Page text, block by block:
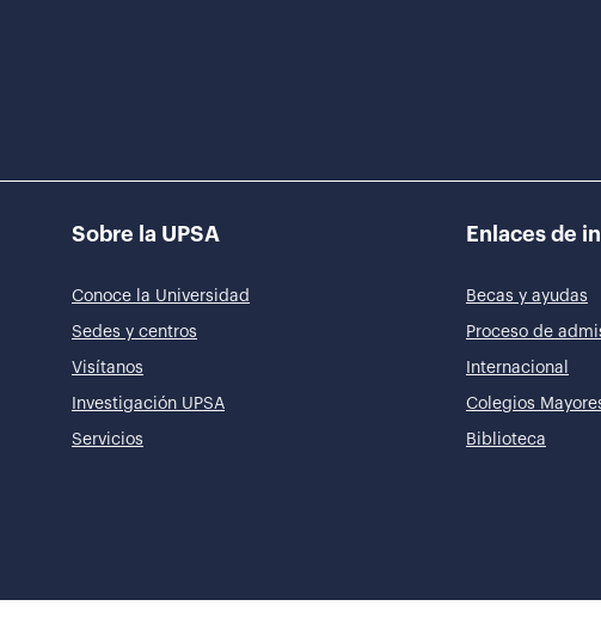
Sobre la UPSA
Conoce la Universidad
Sedes y centros
Visítanos
Investigación UPSA
Servicios
Enlaces de
Becas y ayudas
Proceso de
Internacional
Colegios
Biblioteca